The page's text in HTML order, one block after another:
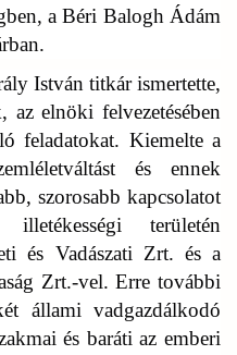
a Béri Balogh Ádám
István titkár ismertette,
elnöki felvezetésében
feladatokat. Kiemelte a
és ennek
szorosabb kapcsolatot
területén
és Vadászati Zrt. és a
Zrt.-vel. Erre további
állami vadgazdálkodó
és baráti az emberi